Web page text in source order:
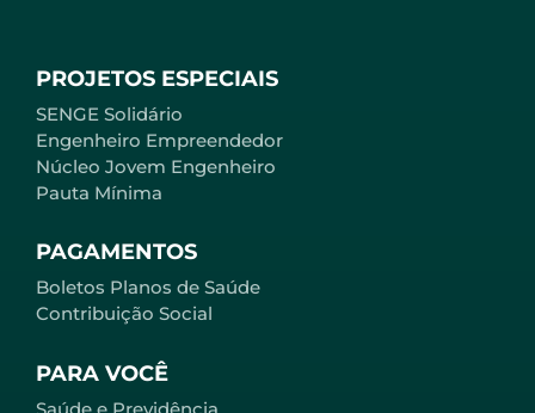
PARA VOCÊ
Saúde e Previdência
PROJETOS ESPECIAIS
SENGE Solidário
Engenheiro Empreendedor
Núcleo Jovem Engenheiro
Pauta Mínima
PAGAMENTOS
Boletos Planos de Saúde
Contribuição Social